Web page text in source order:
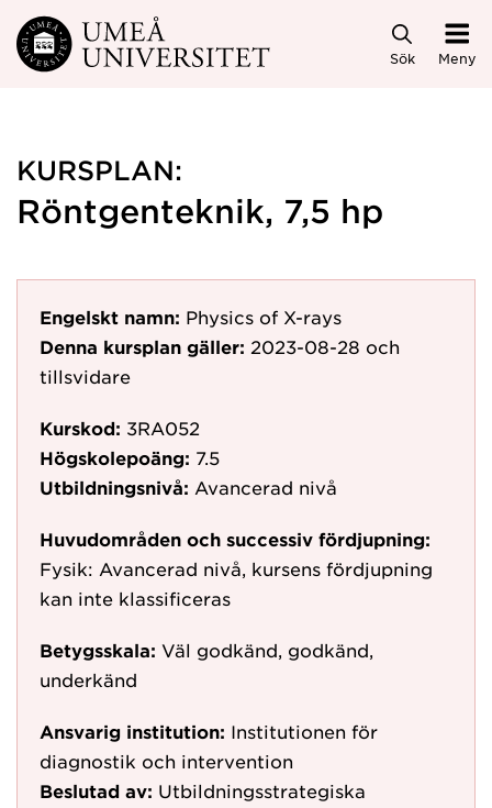
Hoppa direkt till innehållet
Sök Meny
KURSPLAN:
Röntgenteknik, 7,5 hp
Engelskt namn: Physics of X-rays
Denna kursplan gäller: 2023-08-28 och
tillsvidare
Kurskod: 3RA052
Högskolepoäng: 7.5
Utbildningsnivå: Avancerad nivå
Huvudområden och successiv fördjupning:
Fysik: Avancerad nivå, kursens fördjupning
kan inte klassificeras
Betygsskala: Väl godkänd, godkänd,
underkänd
Ansvarig institution: Institutionen för
diagnostik och intervention
Beslutad av: Utbildningsstrategiska